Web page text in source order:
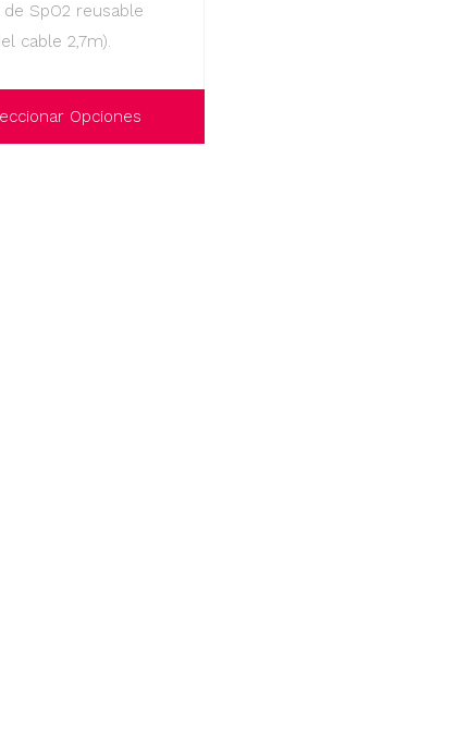
SpO2 reusable
cable 2,7m).
Opciones